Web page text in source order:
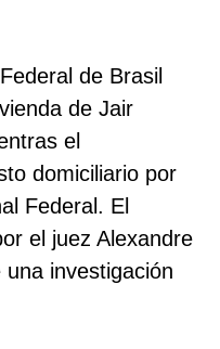
de Brasil
de Jair
el
domiciliario por
Federal. El
el juez Alexandre
investigación